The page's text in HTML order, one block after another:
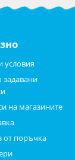
задавани
на магазините
от поръчка